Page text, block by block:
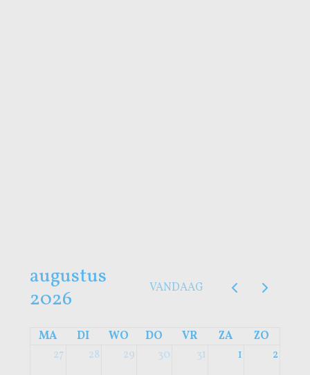
augustus
2026
VANDAAG
MA DI WO DO VR ZA
ZO
27
28 29 30 31 1 2